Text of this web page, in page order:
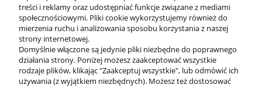
Profesjonalna torba nurkowa wyróżnia się detalami: zamkami
błyskawicznymi odpornymi na sól (YKK), otworami drenażowymi
do odprowadzania wody oraz ergonomicznymi szelkami, które
zmieniają torbę w wygodny plecak. W Divepl.pl selekcjonujemy
produkty, które wytrzymają trudy transportu lotniczego oraz
ekstremalne warunki na pokładach łodzi safari.
treści i reklamy oraz udostępniać funkcje związane z mediami
społecznościowymi. Pliki cookie wykorzystujemy również do
mierzenia ruchu i analizowania sposobu korzystania z naszej
strony internetowej.
Domyślnie włączone są jedynie pliki niezbędne do poprawnego
działania strony. Poniżej możesz zaakceptować wszystkie
rodzaje plików, klikając "Zaakceptuj wszystkie", lub odmówić ich
używania (z wyjątkiem niezbędnych). Możesz też dostosować